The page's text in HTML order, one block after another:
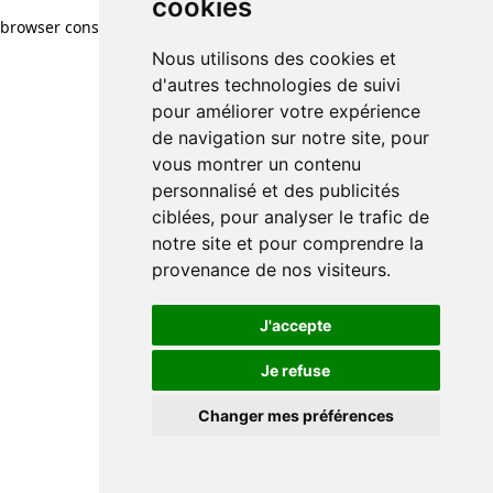
cookies
Nous utilisons des cookies et
d'autres technologies de suivi
pour améliorer votre expérience
de navigation sur notre site, pour
vous montrer un contenu
personnalisé et des publicités
ciblées, pour analyser le trafic de
notre site et pour comprendre la
provenance de nos visiteurs.
J'accepte
Je refuse
Changer mes préférences
browser console for more information)